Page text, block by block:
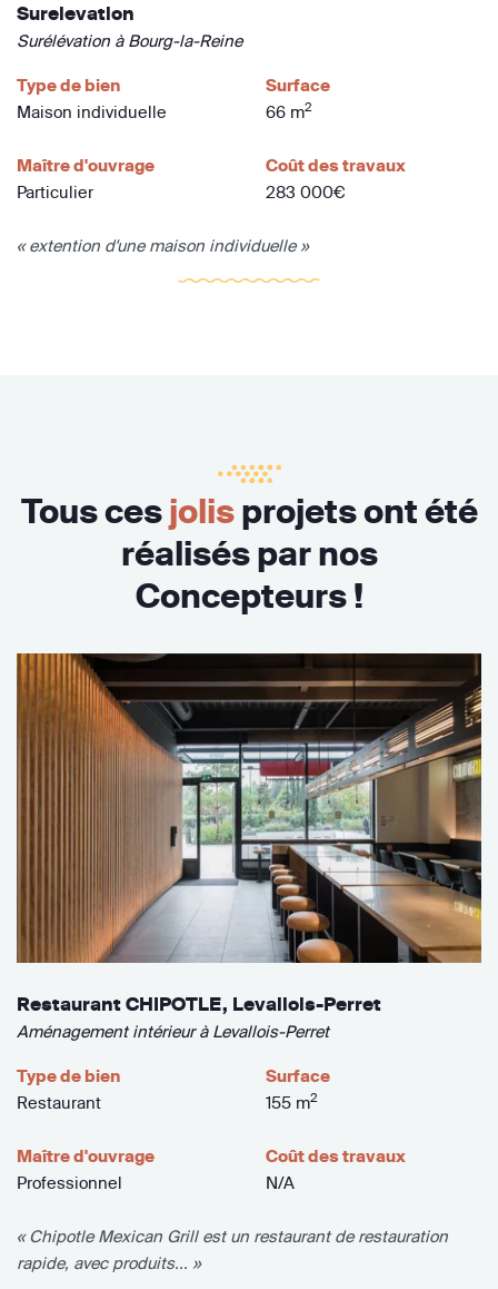
Surelevation
Surélévation à Bourg-la-Reine
Type de bien
Maison individuelle
Surface
66 m2
Maître d'ouvrage
Particulier
Coût des travaux
283 000€
« extention d'une maison individuelle »
Tous cesjolisprojets ont été
réalisés par nos
Concepteurs !
Restaurant CHIPOTLE, Levallois-Perret
Aménagement intérieur à Levallois-Perret
Type de bien
Restaurant
Surface
155 m2
Maître d'ouvrage
Professionnel
Coût des travaux
N/A
« Chipotle Mexican Grill est un restaurant de restauration
rapide, avec produits... »